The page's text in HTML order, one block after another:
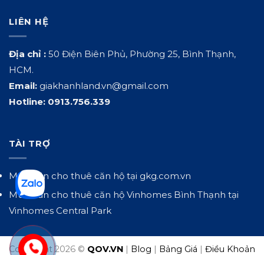
LIÊN HỆ
Địa chỉ : 50 Điện Biên Phủ, Phường 25, Bình Thạnh,
HCM.
Email: giakhanhland.vn@gmail.com
Hotline: 0913.756.339
TÀI TRỢ
Mua bán cho thuê căn hộ tại gkg.com.vn
Mua bán cho thuê căn hộ Vinhomes Bình Thạnh tại
Vinhomes Central Park
Copyright 2026 © QOV.VN | Blog | Bảng Giá | Điều Khoản